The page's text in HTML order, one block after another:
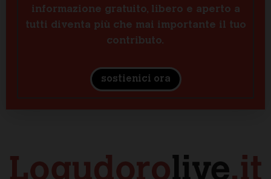
informazione gratuito, libero e aperto a
tutti diventa più che mai importante il tuo
contributo.
sostienici ora